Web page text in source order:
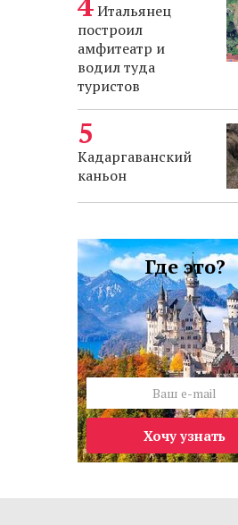
Итальянец
построил
амфитеатр и
водил туда
туристов
Кадаргаванский
каньон
Где это?
Хочу узнать